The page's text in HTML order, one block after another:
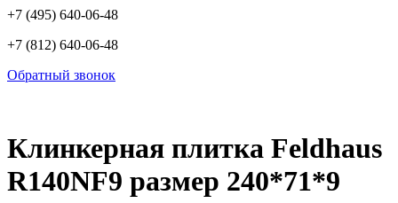
+7 (495) 640-06-48
+7 (812) 640-06-48
Обратный звонок
Клинкерная плитка Feldhaus
R140NF9 размер 240*71*9